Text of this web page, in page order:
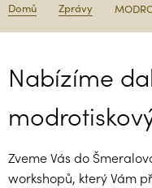
Domů Zprávy
Nabízíme
Zveme Vás do
workshopů, který Vám